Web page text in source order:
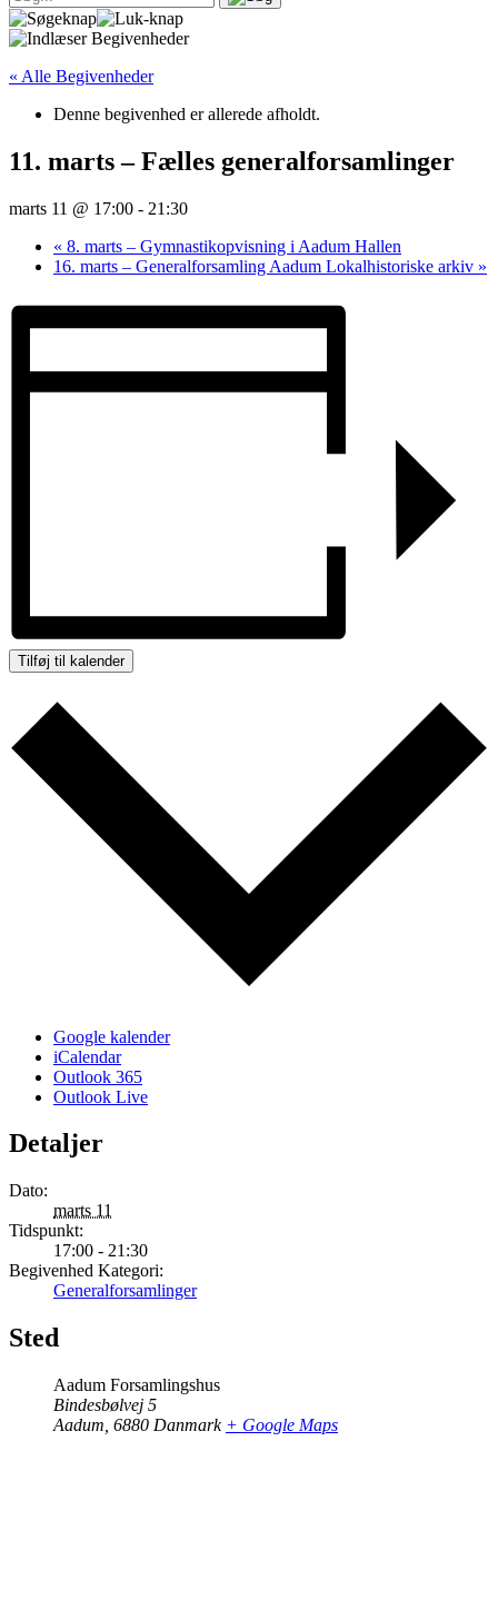
« Alle Begivenheder
Denne begivenhed er allerede afholdt.
11. marts – Fælles generalforsamlinger
marts 11 @ 17:00 - 21:30
« 8. marts – Gymnastikopvisning i Aadum Hallen
16. marts – Generalforsamling Aadum Lokalhistoriske arkiv »
Tilføj til kalender
Google kalender
iCalendar
Outlook 365
Outlook Live
Detaljer
Dato:
marts 11
Tidspunkt:
17:00 - 21:30
Begivenhed Kategori:
Generalforsamlinger
Sted
Aadum Forsamlingshus
Bindesbølvej 5
Aadum 6880 Danmark + Google Maps